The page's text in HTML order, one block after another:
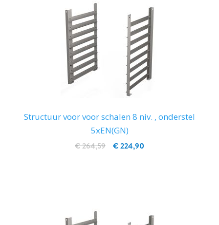
Structuur voor voor schalen 8 niv. , onderstel
5xEN(GN)
€ 224,90
€ 264,59